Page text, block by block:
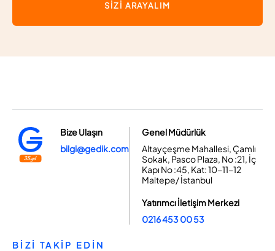
SİZİ ARAYALIM
Bize Ulaşın
bilgi@gedik.com
Genel Müdürlük
Altayçeşme Mahallesi, Çamlı
Sokak, Pasco Plaza, No :21, İç
Kapı No :45, Kat: 10-11-12
Maltepe/ İstanbul
Yatırımcı İletişim Merkezi
0216 453 00 53
BİZİ TAKİP EDİN